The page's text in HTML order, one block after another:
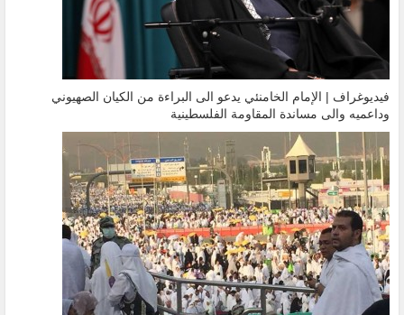
فيديوغراف | الإمام الخامنئي يدعو الى البراءة من الكيان الصهيوني
وداعميه والى مساندة المقاومة الفلسطينية